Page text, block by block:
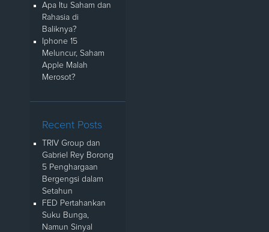
Apa Itu Saham dan
Rahasia di
Baliknya?
Iphone 15
Meluncur, Saham
Apple Malah
Merosot?
Recent Posts
TRIV Group dan
Gabriel Rey Borong
5 Penghargaan
Bergengsi dalam
Setahun
FED Pertahankan
Suku Bunga,
Namun Sinyal